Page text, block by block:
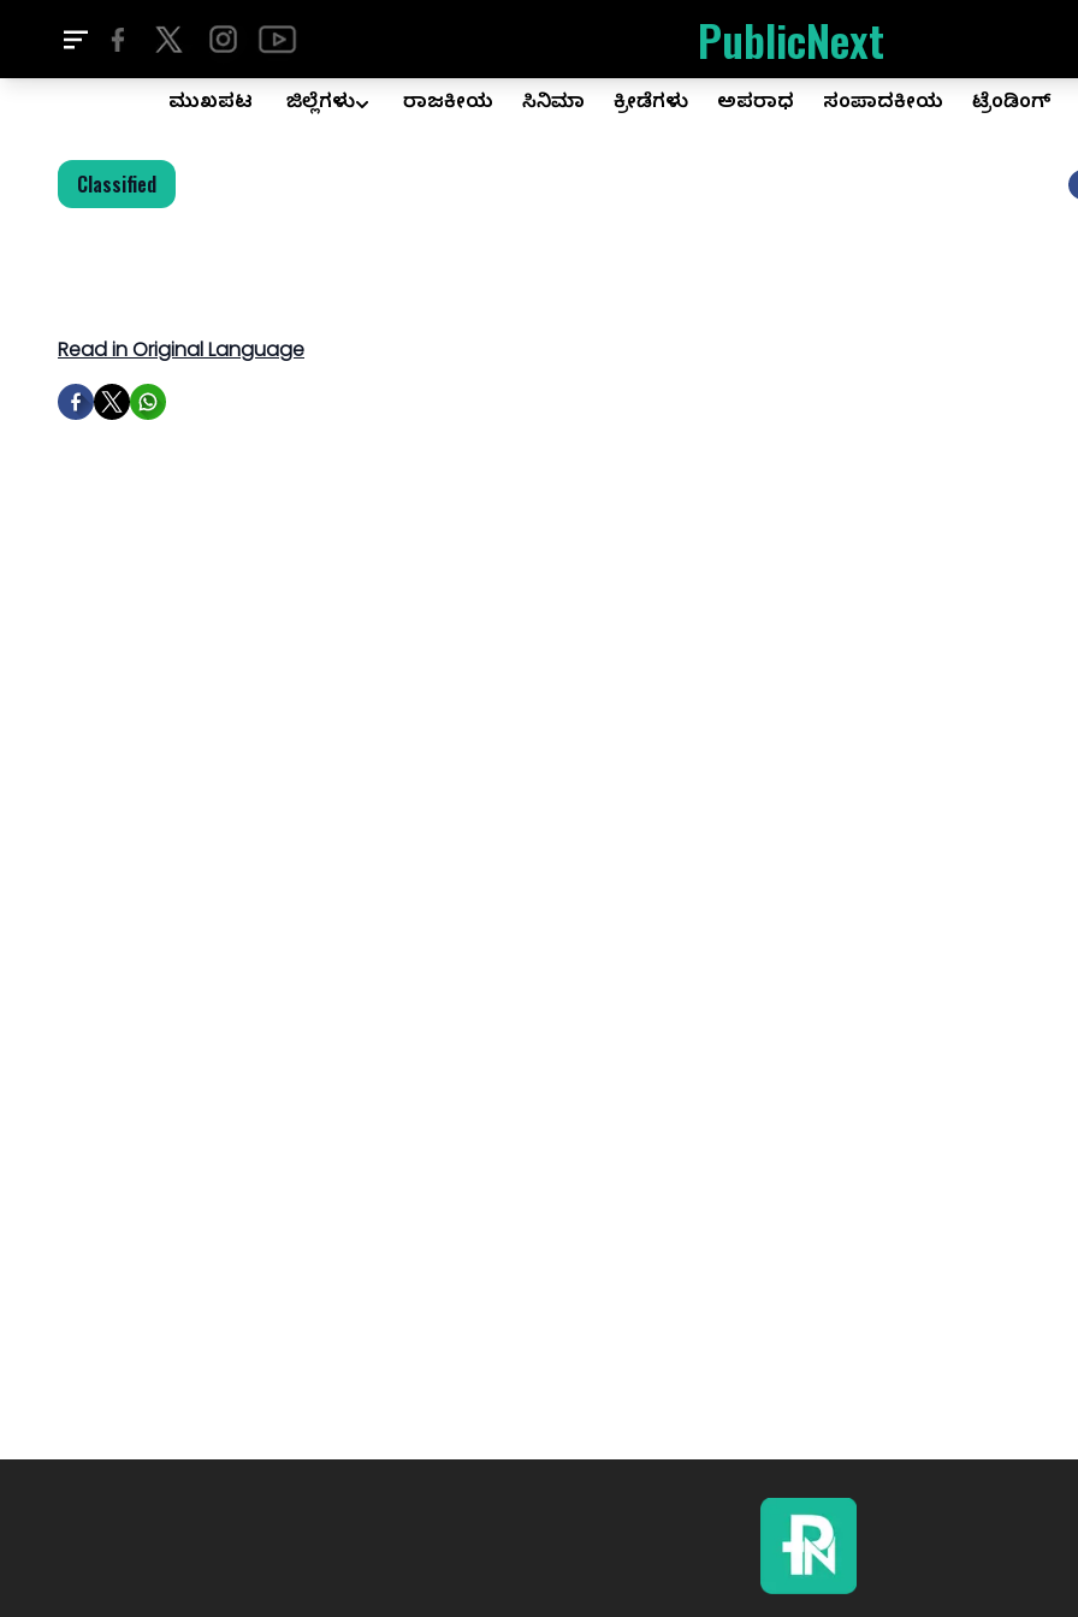
PublicNext
ಮುಖಪುಟ ಜಿಲ್ಲೆಗಳು ರಾಜಕೀಯ ಸಿನಿಮಾ ಕ್ರೀಡೆಗಳು ಅಪರಾಧ ಸಂಪಾದಕೀಯ ಟ್ರೆಂಡಿಂಗ್
Classified
Read in Original Language